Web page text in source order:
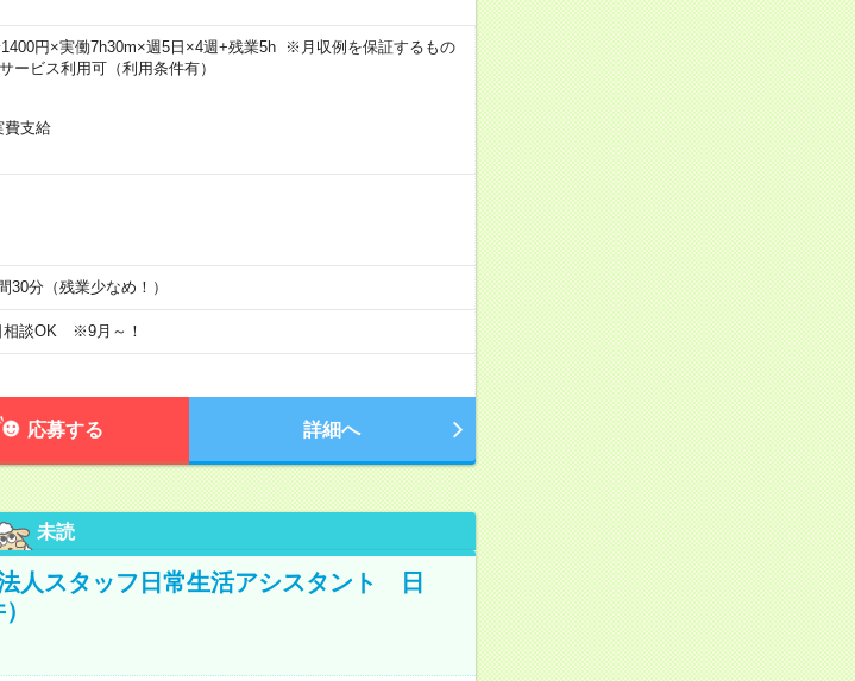
円×実働7h30m×週5日×4週+残業5h ※月収例を保証するもの
ビス利用可（利用条件有）
費支給
30分（残業少なめ！）
相談OK ※9月～！
応募する 詳細へ
未読
人スタッフ日常生活アシスタント 日